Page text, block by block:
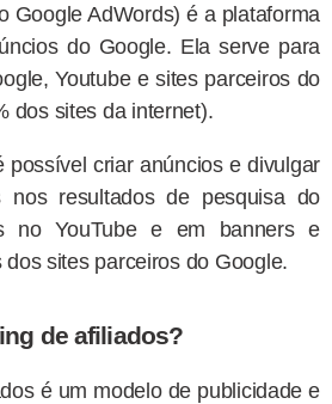
Google AdWords) é a plataforma
do Google. Ela serve para
Youtube e sites parceiros do
dos sites da internet).
possível criar anúncios e divulgar
nos resultados de pesquisa do
no YouTube e em banners e
sites parceiros do Google.
de afiliados?
é um modelo de publicidade e